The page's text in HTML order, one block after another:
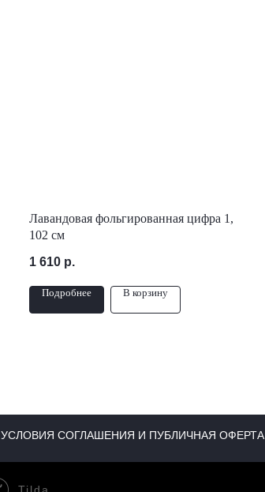
Лавандовая фольгированная цифра 1,
102 см
1 610 р.
Подробнее В корзину
УСЛОВИЯ СОГЛАШЕНИЯ И ПУБЛИЧНАЯ ОФЕРТА